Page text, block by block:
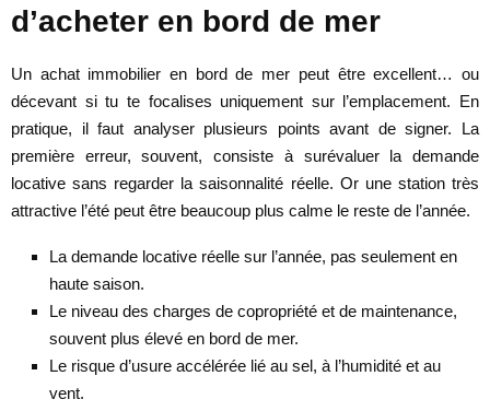
d’acheter en bord de mer
Un achat immobilier en bord de mer peut être excellent… ou
décevant si tu te focalises uniquement sur l’emplacement. En
pratique, il faut analyser plusieurs points avant de signer. La
première erreur, souvent, consiste à surévaluer la demande
locative sans regarder la saisonnalité réelle. Or une station très
attractive l’été peut être beaucoup plus calme le reste de l’année.
La demande locative réelle sur l’année, pas seulement en
haute saison.
Le niveau des charges de copropriété et de maintenance,
souvent plus élevé en bord de mer.
Le risque d’usure accélérée lié au sel, à l’humidité et au
vent.